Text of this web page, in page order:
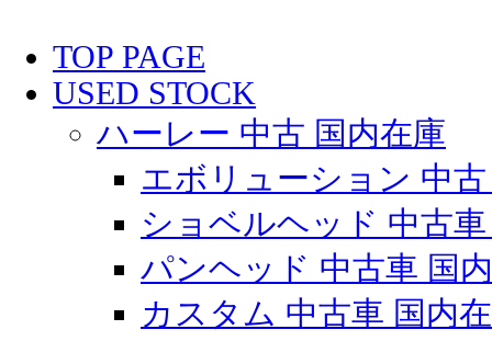
TOP PAGE
USED STOCK
ハーレー 中古 国内在庫
エボリューション 中
ショベルヘッド 中古
パンヘッド 中古車 国
カスタム 中古車 国内